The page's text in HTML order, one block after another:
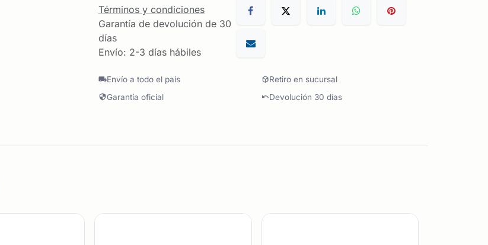
Términos y condiciones
Garantía de devolución de 30
días
Envío: 2-3 días hábiles
Envío a todo el país
Retiro en sucursal
Garantía oficial
Devolución 30 días